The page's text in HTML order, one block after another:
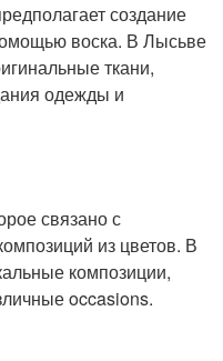
создание
воска. В Лысьве
ткани,
одежды и
связано с
из цветов. В
композиции,
occasions.